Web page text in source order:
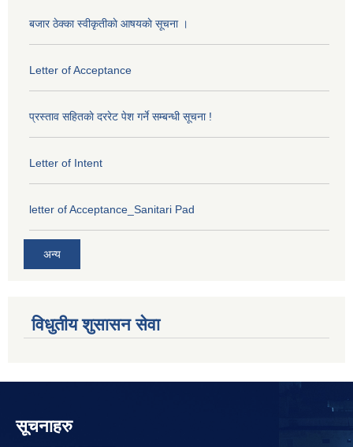
बजार ठेक्का स्वीकृतीकाे आषयकाे सूचना ।
Letter of Acceptance
प्रस्ताव सहितकाे दररेट पेश गर्ने सम्बन्धी सूचना !
Letter of Intent
letter of Acceptance_Sanitari Pad
अन्य
विधुतीय शुसासन सेवा
सूचनाहरु